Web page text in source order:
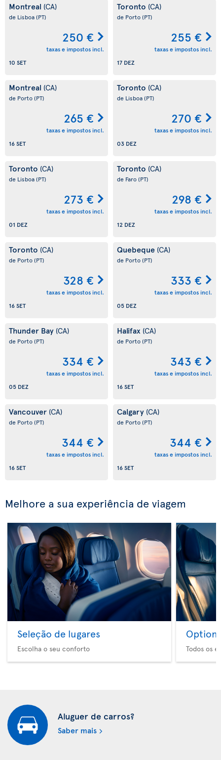
Montreal (CA)
de Lisboa(PT)
250 €
taxas e impostos incl.
10 SET
Toronto (CA)
de Porto(PT)
255 €
taxas e impostos incl.
17 DEZ
Montreal (CA)
de Porto(PT)
265 €
taxas e impostos incl.
16 SET
Toronto (CA)
de Lisboa(PT)
270 €
taxas e impostos incl.
03 DEZ
Toronto (CA)
de Lisboa(PT)
273 €
taxas e impostos incl.
01 DEZ
Toronto (CA)
de Faro(PT)
298 €
taxas e impostos incl.
12 DEZ
Toronto (CA)
de Porto(PT)
328 €
taxas e impostos incl.
16 SET
Quebeque (CA)
de Porto(PT)
333 €
taxas e impostos incl.
05 DEZ
Thunder Bay (CA)
de Porto(PT)
334 €
taxas e impostos incl.
05 DEZ
Halifax (CA)
de Porto(PT)
343 €
taxas e impostos incl.
16 SET
Vancouver (CA)
de Porto(PT)
344 €
taxas e impostos incl.
16 SET
Calgary (CA)
de Porto(PT)
344 €
taxas e impostos incl.
16 SET
Melhore a sua experiência de viagem
Seleção de lugares
Escolha o seu conforto
Option
Todos os
Aluguer de carros?
Saber mais